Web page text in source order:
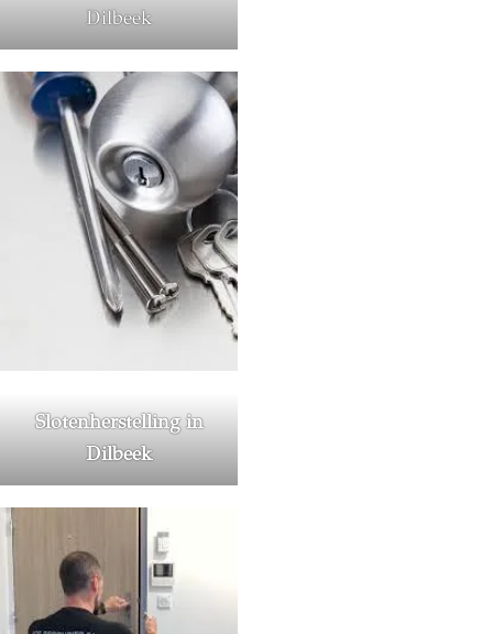
Dilbeek
Slotenherstelling in
Dilbeek